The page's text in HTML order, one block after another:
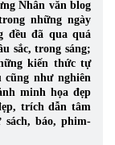
Nhân văn blog
những ngày
đều đã qua quá
sắc, trong sáng;
kiến thức tự
như nghiên
minh họa đẹp
trích dẫn tâm
báo, phim-